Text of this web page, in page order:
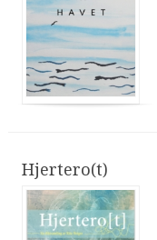
Hjertero(t)